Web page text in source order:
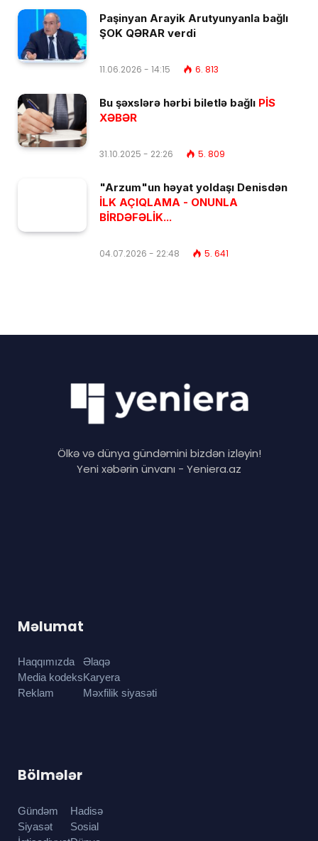
Paşinyan Arayik Arutyunyanla bağlı
ŞOK QƏRAR verdi
11.06.2026 - 14:15 6. 813
Bu şəxslərə hərbi biletlə bağlı PİS
XƏBƏR
31.10.2025 - 22:26 5. 809
"Arzum"un həyat yoldaşı Denisdən
İLK AÇIQLAMA - ONUNLA
BİRDƏFƏLİK...
04.07.2026 - 22:48 5. 641
Ölkə və dünya gündəmini bizdən izləyin!
Yeni xəbərin ünvanı - Yeniera.az
Məlumat
Haqqımızda
Media kodeks
Reklam
Əlaqə
Karyera
Məxfilik siyasəti
Bölmələr
Gündəm
Siyasət
Hadisə
Sosial